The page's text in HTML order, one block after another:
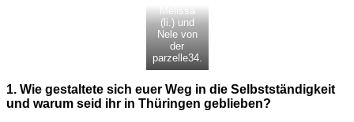
Melissa
(li.) und
Nele von
der
parzelle34.
1. Wie gestaltete sich euer Weg in die Selbstständigkeit
und warum seid ihr in Thüringen geblieben?